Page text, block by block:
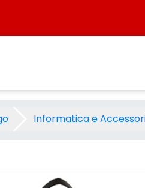
top drop in
Informatica e